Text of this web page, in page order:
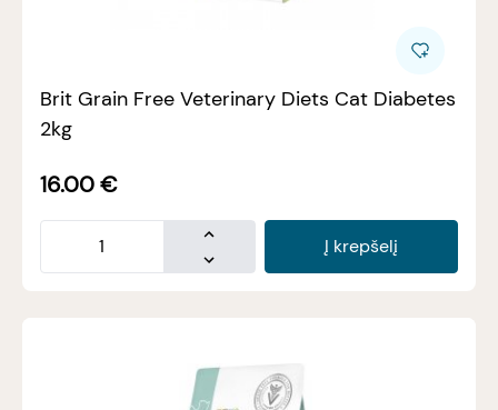
Brit Grain Free Veterinary Diets Cat Diabetes
2kg
16.00€
Į krepšelį